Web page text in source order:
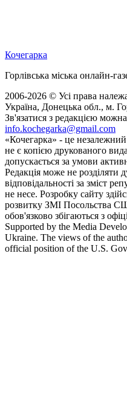
Кочегарка
Горлівська міська онлайн-
2006-2026 © Усі права
Україна, Донецька обл., м.
Зв'язатися з редакцією
info.kochegarka@gmail.com
«Кочегарка» - це
не є копією друкованого
допускається за умови
Редакція може не розділяти
відповідальності за зміст
не несе. Розробку сайту
розвитку ЗМІ Посольства
обов'язково збігаються з
Supported by the Media
Ukraine. The views of the
official position of the U.S.